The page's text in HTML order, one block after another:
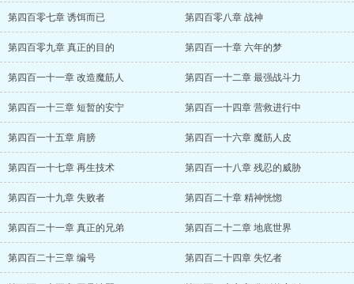
第四百零七章 诱饵而已 第四百零八章 战神
第四百零九章 真正的目的 第四百一十章 六年的梦
第四百一十一章 改造魔筋人 第四百一十二章 最强战斗力
第四百一十三章 短暂的安宁 第四百一十四章 营救进行中
第四百一十五章 肩膀 第四百一十六章 魔筋人皮
第四百一十七章 再生技术 第四百一十八章 残忍的威胁
第四百一十九章 失败者 第四百二十章 精神恍惚
第四百二十一章 真正的兄弟 第四百二十二章 地底世界
第四百二十三章 编号 第四百二十四章 失忆者